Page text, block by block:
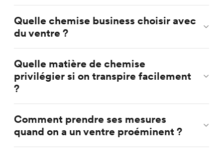
Quelle chemise business choisir avec
du ventre ?
Quelle matière de chemise
privilégier si on transpire facilement
?
Comment prendre ses mesures
quand on a un ventre proéminent ?